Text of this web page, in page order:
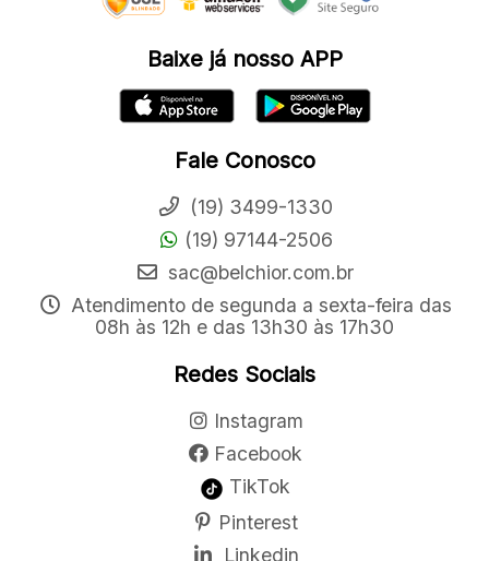
Baixe já nosso APP
Fale Conosco
(19) 3499-1330
(19) 97144-2506
sac@belchior.com.br
Atendimento de segunda a sexta-feira das
08h às 12h e das 13h30 às 17h30
Redes Sociais
Instagram
Facebook
TikTok
Pinterest
Linkedin